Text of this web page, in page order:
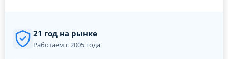
21 год на рынке
Работаем с 2005 года